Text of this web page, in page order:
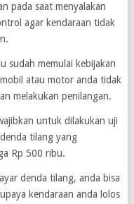
pada saat menyalakan
agar kendaraan tidak
sudah memulai kebijakan
atau motor anda tidak
melakukan penilangan.
untuk dilakukan uji
tilang yang
Rp 500 ribu.
denda tilang, anda bisa
kendaraan anda lolos